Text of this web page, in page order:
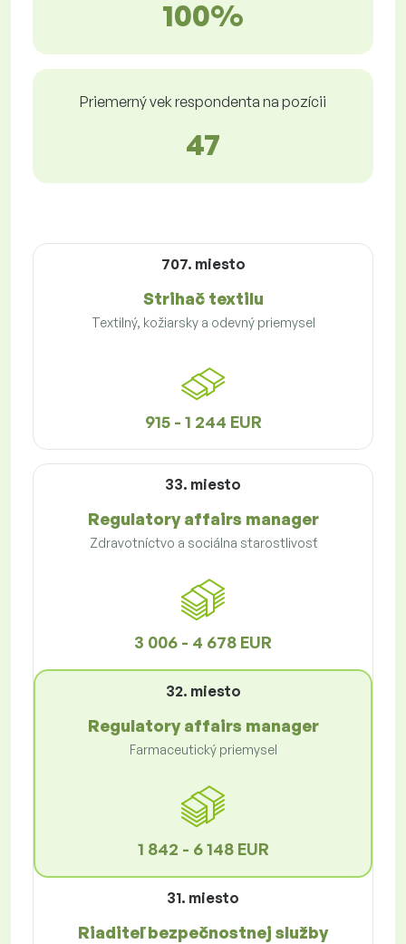
100%
Priemerný vek respondenta na pozícii
47
707. miesto
Strihač textilu
Textilný, kožiarsky a odevný priemysel
915 - 1 244 EUR
33. miesto
Regulatory affairs manager
Zdravotníctvo a sociálna starostlivosť
3 006 - 4 678 EUR
32. miesto
Regulatory affairs manager
Farmaceutický priemysel
1 842 - 6 148 EUR
31. miesto
Riaditeľ bezpečnostnej služby